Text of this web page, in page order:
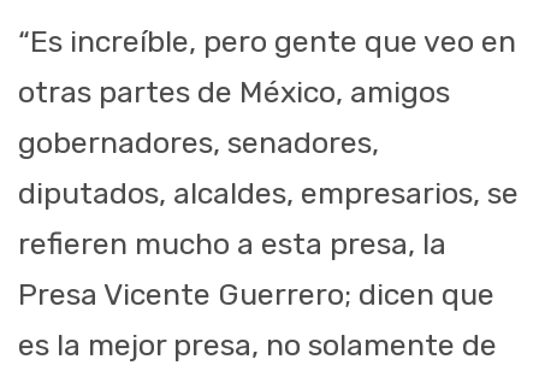
“Es increíble, pero gente que veo en
otras partes de México, amigos
gobernadores, senadores,
diputados, alcaldes, empresarios, se
refieren mucho a esta presa, la
Presa Vicente Guerrero; dicen que
es la mejor presa, no solamente de